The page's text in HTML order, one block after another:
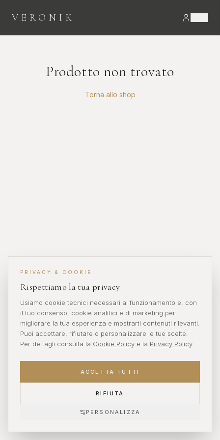
PRIVACY & COOKIE
Rispettiamo la tua privacy
Usiamo cookie tecnici necessari al funzionamento e, con
il tuo consenso, cookie analitici e di marketing per
migliorare la tua esperienza e mostrarti contenuti rilevanti.
Puoi accettare, rifiutare o personalizzare le tue scelte.
Per dettagli consulta la Cookie Policy e la Privacy Policy.
ACCETTA TUTTI
RIFIUTA
PERSONALIZZA
VERONIK
Prodotto non trovato
Torna allo shop